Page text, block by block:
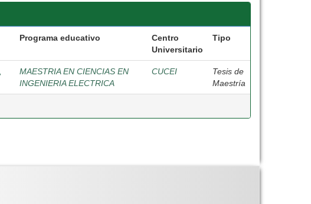
Programa educativo
Centro
Universitario
Tipo
MAESTRIA EN CIENCIAS EN
INGENIERIA ELECTRICA
CUCEI
Tesis de
Maestría